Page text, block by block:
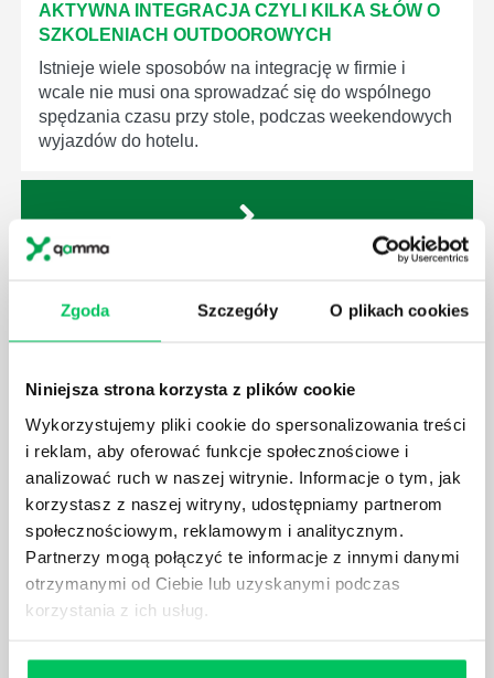
Zgoda Szczegóły O plikach cookies
Niniejsza strona korzysta z plików cookie
Wykorzystujemy pliki cookie do spersonalizowania treści
i reklam, aby oferować funkcje społecznościowe i
analizować ruch w naszej witrynie. Informacje o tym, jak
korzystasz z naszej witryny, udostępniamy partnerom
społecznościowym, reklamowym i analitycznym.
Partnerzy mogą połączyć te informacje z innymi danymi
otrzymanymi od Ciebie lub uzyskanymi podczas
korzystania z ich usług.
AKTYWNA INTEGRACJA CZYLI KILKA SŁÓW O
SZKOLENIACH OUTDOOROWYCH
Istnieje wiele sposobów na integrację w firmie i
wcale nie musi ona sprowadzać się do wspólnego
spędzania czasu przy stole, podczas weekendowych
wyjazdów do hotelu.
INTEGRACYJNE WNOSZĄ DO GRUPY?
Wyjazdy integracyjne dla firm coraz częściej
dobrze wszystkim znanych wyjazdów hotelowych.
Obecnie tworzy się je w oparciu o team building,
który ma za zadanie, na podstawie konkretnego
scenariusza, wzmocnić więzy między pracownikami.
INTEGRACJA POD KONTROLĄ - CO POWINNO